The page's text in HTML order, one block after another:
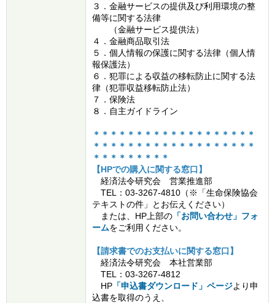
３．金融サービスの提供及び利用環境の整
備等に関する法律
（金融サービス提供法）
４．金融商品取引法
５．個人情報の保護に関する法律（個人情
報保護法）
６．犯罪による収益の移転防止に関する法
律（犯罪収益移転防止法）
７．保険法
８．自主ガイドライン
＊＊＊＊＊＊＊＊＊＊＊＊＊＊＊＊＊＊＊
＊＊＊＊＊＊＊＊＊＊＊＊＊＊＊＊＊＊＊
＊＊＊＊＊＊＊＊＊
【HPでの購入に関する窓口】
経済法令研究会 営業推進部
TEL：03-3267-4810（※「生命保険協会
テキストの件」とお伝えください）
または、HP上部の 「お問い合わせ」フォ
ームをご利用ください。
【請求書でのお支払いに関する窓口】
経済法令研究会 本社営業部
TEL：03-3267-4812
HP 「申込書ダウンロード」ページより申
込書を取得のうえ、